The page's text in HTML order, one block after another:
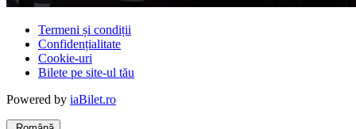
Termeni și condiții
Confidențialitate
Cookie-uri
Bilete pe site-ul tău
Powered by iaBilet.ro